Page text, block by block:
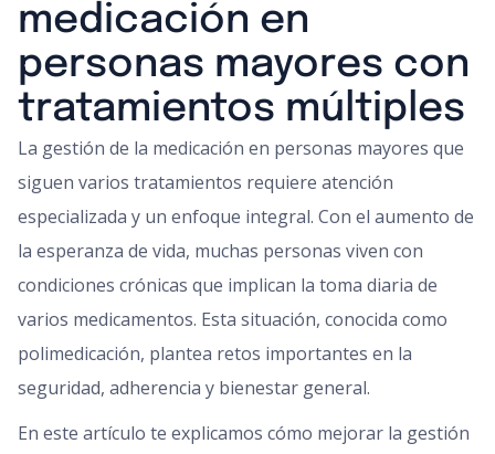
medicación en
personas mayores con
tratamientos múltiples
La gestión de la medicación en personas mayores que
siguen varios tratamientos requiere atención
especializada y un enfoque integral. Con el aumento de
la esperanza de vida, muchas personas viven con
condiciones crónicas que implican la toma diaria de
varios medicamentos. Esta situación, conocida como
polimedicación, plantea retos importantes en la
seguridad, adherencia y bienestar general.
En este artículo te explicamos cómo mejorar la gestión